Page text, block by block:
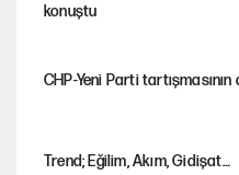
konuştu
CHP-Yeni Parti
Trend; Eğilim, Akım, Gidişat…